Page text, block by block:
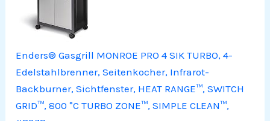
Enders® Gasgrill MONROE PRO 4 SIK TURBO, 4-
Edelstahlbrenner, Seitenkocher, Infrarot-
Backburner, Sichtfenster, HEAT RANGE™, SWITCH
GRID™, 800 °C TURBO ZONE™, SIMPLE CLEAN™,